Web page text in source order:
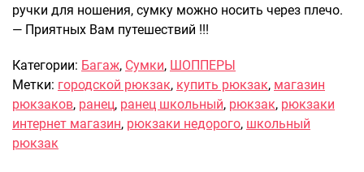
Бьюти-кейсы
Саквояжи
Распродажа
Сумки
Сумки колесные
Сумки спортивные
ручки для ношения, сумку можно носить через плечо.
— Приятных Вам путешествий !!!
Категории: Багаж, Сумки, ШОППЕРЫ
Метки: городской рюкзак, купить рюкзак, магазин
рюкзаков, ранец, ранец школьный, рюкзак, рюкзаки
интернет магазин, рюкзаки недорого, школьный
рюкзак